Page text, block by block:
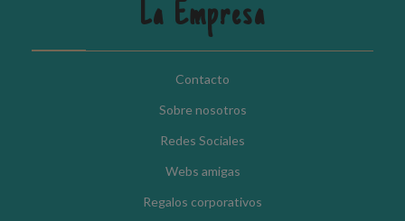
La Empresa
Contacto
Sobre nosotros
Redes Sociales
Webs amigas
Regalos corporativos